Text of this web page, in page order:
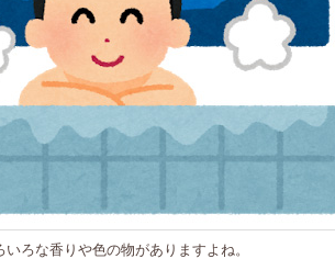
いろな香りや色の物がありますよね。